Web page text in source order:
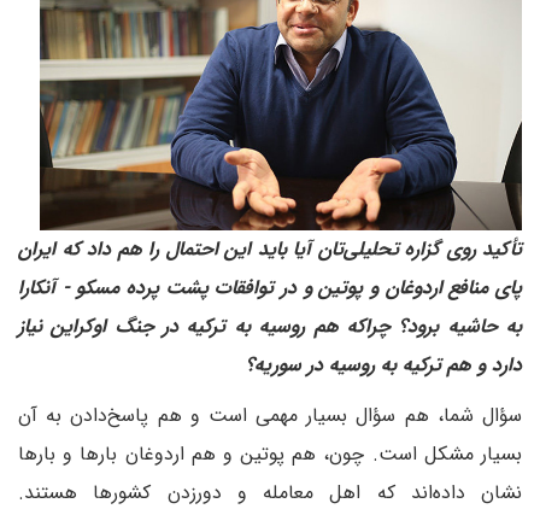
تأکید روی گزاره تحلیلی‌تان آیا باید این احتمال را هم داد که ایران
پای منافع اردوغان و پوتین و در توافقات پشت پرده مسکو - آنکارا
به حاشیه برود؟ چراکه هم روسیه به ترکیه در جنگ اوکراین نیاز
دارد و هم ترکیه به روسیه در سوریه؟
سؤال شما، هم سؤال بسیار مهمی است و هم پاسخ‌دادن به آن
بسیار مشکل است. چون، هم پوتین و هم اردوغان بارها و بارها
نشان داده‌اند که اهل معامله و دورزدن کشورها هستند.